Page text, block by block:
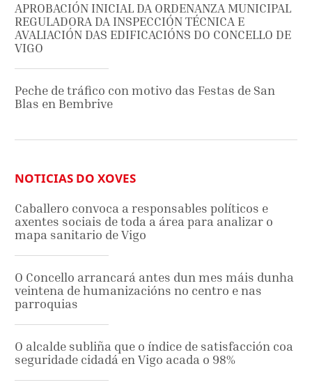
APROBACIÓN INICIAL DA ORDENANZA MUNICIPAL
REGULADORA DA INSPECCIÓN TÉCNICA E
AVALIACIÓN DAS EDIFICACIÓNS DO CONCELLO DE
VIGO
Peche de tráfico con motivo das Festas de San
Blas en Bembrive
NOTICIAS DO XOVES
Caballero convoca a responsables políticos e
axentes sociais de toda a área para analizar o
mapa sanitario de Vigo
O Concello arrancará antes dun mes máis dunha
veintena de humanizacións no centro e nas
parroquias
O alcalde subliña que o índice de satisfacción coa
seguridade cidadá en Vigo acada o 98%